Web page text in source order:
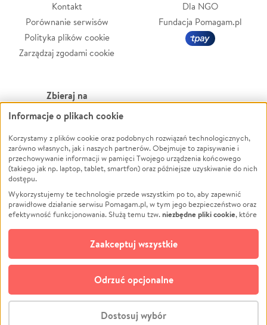
Kontakt
Porównanie serwisów
Polityka plików cookie
Zarządzaj zgodami cookie
Dla NGO
Fundacja Pomagam.pl
Zbieraj na
Leczenie
Zwierzęta
Pożar
Ukraina
Pomoc Finansowa
Projekty
Pogrzeb
Społeczność lokalna
Kultura
Powódź
Wichura
NGO
Edukacja
Podróż
Impreza
Ochrona środowiska
Biznes
© CROWDING SP. Z O.O.
Informacje o plikach cookie
Korzystamy z plików cookie oraz podobnych rozwiązań technologicznych,
zarówno własnych, jak i naszych partnerów. Obejmuje to zapisywanie i
przechowywanie informacji w pamięci Twojego urządzenia końcowego
(takiego jak np. laptop, tablet, smartfon) oraz późniejsze uzyskiwanie do nich
dostępu.
Wykorzystujemy te technologie przede wszystkim po to, aby zapewnić
prawidłowe działanie serwisu Pomagam.pl, w tym jego bezpieczeństwo oraz
efektywność funkcjonowania. Służą temu tzw.niezbędne pliki cookie, które
opcjonalnych plików cookie
technologii do celów analitycznych i retargetingowych. Możesz wyrazić
zgodę na ich stosowanie lub jej odmówić. W dowolnym momencie masz
możliwość zmiany swoich preferencji na stronie „Zarządzaj zgodami cookie”,
do której link znajdziesz w stopce serwisu Pomagam.pl. Opcjonalne pliki
cookie wykorzystywane są w następujących celach:
działanie serwisu Pomagam.pl. Dzięki nim możemy zrozumieć, jak
Dostosuj wybór
Odrzuć opcjonalne
Zaakceptuj wszystkie